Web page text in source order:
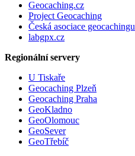
Geocaching.cz
Project Geocaching
Česká asociace geocachingu
labgpx.cz
Regionální servery
U Tiskaře
Geocaching Plzeň
Geocaching Praha
GeoKladno
GeoOlomouc
GeoSever
GeoTřebíč